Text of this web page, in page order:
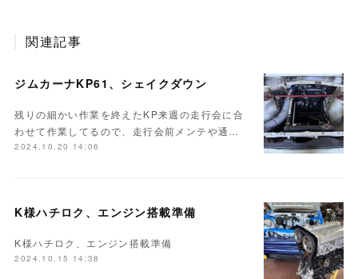
関連記事
ジムカーナKP61、シェイクダウン
残りの細かい作業を終えたKP来週の走行会に合
わせて作業してるので、走行会前メンテや通…
2024.10.20 14:06
K様ハチロク、エンジン搭載準備
K様ハチロク、エンジン搭載準備
2024.10.15 14:38